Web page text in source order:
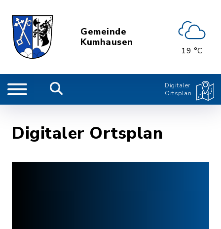
Gemeinde
Kumhausen
19 °C
Digitaler
Ortsplan
Digitaler Ortsplan